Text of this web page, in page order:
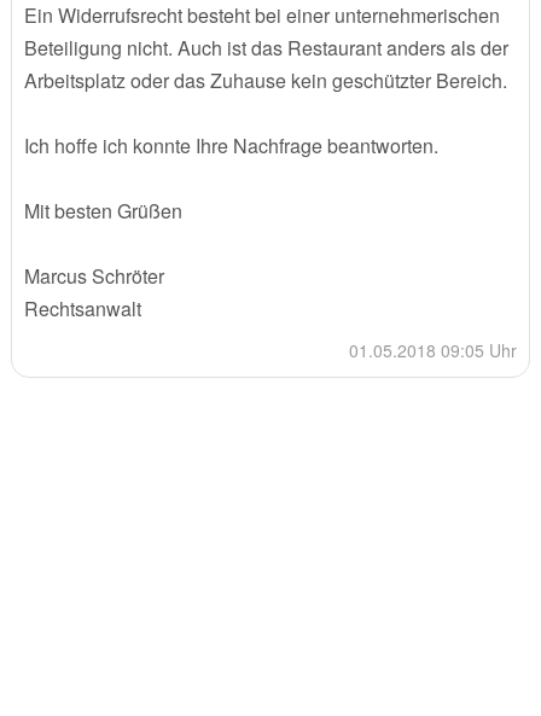
Ein Widerrufsrecht besteht bei einer unternehmerischen
Beteiligung nicht. Auch ist das Restaurant anders als der
Arbeitsplatz oder das Zuhause kein geschützter Bereich.
Ich hoffe ich konnte Ihre Nachfrage beantworten.
Mit besten Grüßen
Marcus Schröter
Rechtsanwalt
01.05.2018 09:05 Uhr